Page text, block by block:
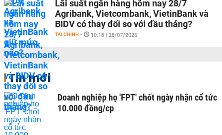
Lãi suất ngân hàng hôm nay 28/7
Agribank, Vietcombank, VietinBank và
BIDV có thay đổi so với đầu tháng?
TÀI CHÍNH - 10:18 | 28/07/2026
Tin mới
Doanh nghiệp họ 'FPT' chốt ngày nhận cổ tức
10.000 đồng/cp